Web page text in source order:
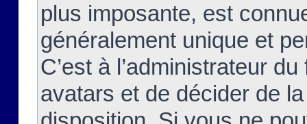
plus imposante, est
généralement unique et
C’est à l’administrateur
avatars et de décider de